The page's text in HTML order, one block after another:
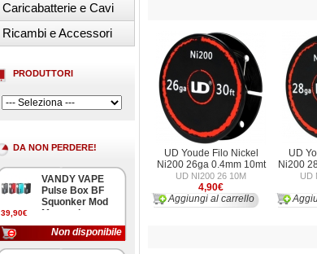
Caricabatterie e Cavi
Ricambi e Accessori
PRODUTTORI
DA NON PERDERE!
39,90€
VANDY VAPE
Pulse Box BF
Squonker Mod
Meccanica
Non disponibile
UD Youde Filo Nickel
Ni200 26ga 0.4mm 10mt
UD NI200 26 10M
4,90€
Aggiungi al carrello
UD
Ni200
UD